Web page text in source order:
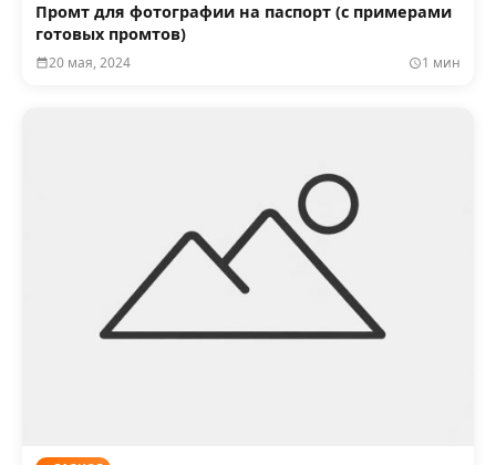
Промт для фотографии на паспорт (с примерами
готовых промтов)
20 мая, 2024 1 мин